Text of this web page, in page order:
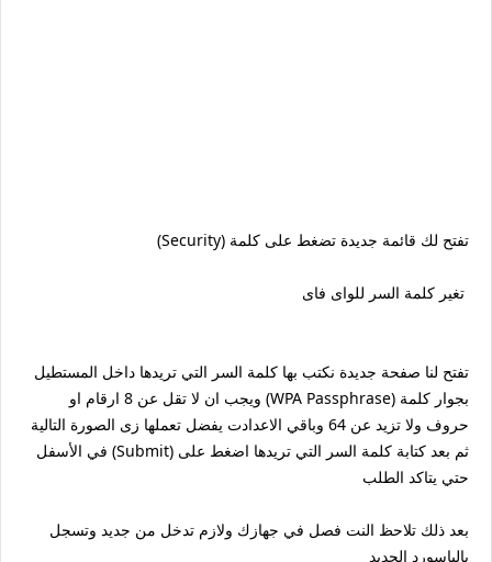
تفتح لك قائمة جديدة تضغط على كلمة (Security)
تغير كلمة السر للواى فاى
تفتح لنا صفحة جديدة نكتب بها كلمة السر التي تريدها داخل المستطيل
بجوار كلمة (WPA Passphrase) ويجب ان لا تقل عن 8 ارقام او
حروف ولا تزيد عن 64 وباقي الاعدادت يفضل تعملها زى الصورة التالية
ثم بعد كتابة كلمة السر التي تريدها اضغط على (Submit) في الأسفل
حتي يتاكد الطلب
بعد ذلك تلاحظ النت فصل في جهازك ولازم تدخل من جديد وتسجل
بالباسورد الجديد